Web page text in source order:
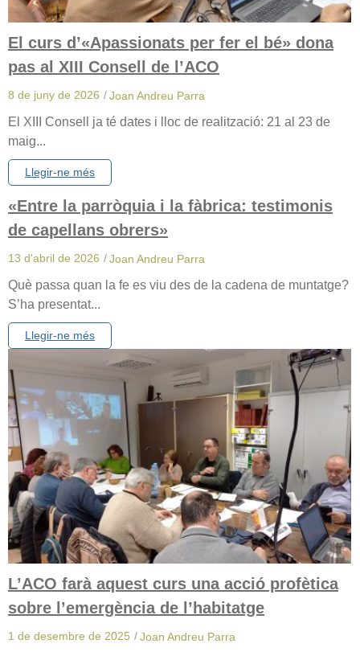
El curs d’«Apassionats per fer el bé» dona
pas al XIII Consell de l’ACO
8 de juny de 2026 /Joan Andreu Parra
El XIII Consell ja té dates i lloc de realització: 21 al 23 de
maig...
Llegir-ne més
«Entre la parròquia i la fàbrica: testimonis
de capellans obrers»
13 d'abril de 2026 /Joan Andreu Parra
Què passa quan la fe es viu des de la cadena de muntatge?
S’ha presentat...
Llegir-ne més
L’ACO farà aquest curs una acció profètica
sobre l’emergència de l’habitatge
1 de desembre de 2025 /Joan Andreu Parra